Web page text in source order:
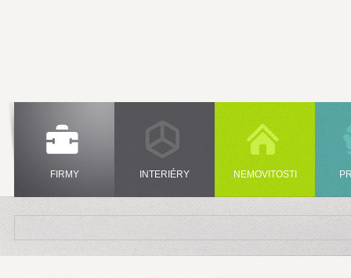
FIRMY INTERIÉRY NEMOVITOSTI